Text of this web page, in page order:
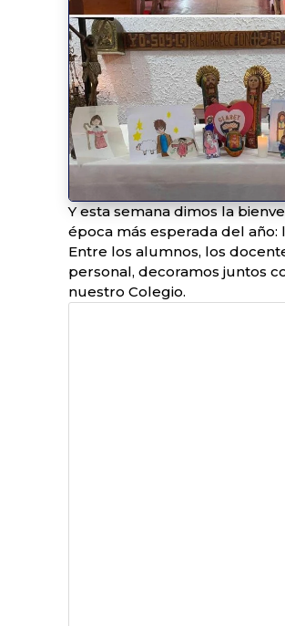
Y esta semana dimos la
época más esperada del año:
Entre los alumnos, los
personal, decoramos juntos
nuestro Colegio.